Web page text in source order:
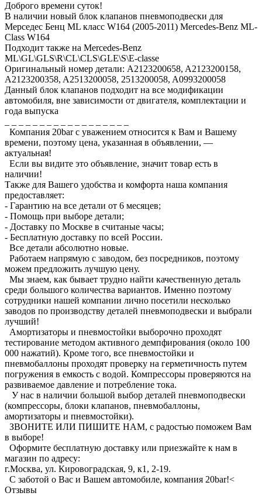
Доброго времени суток!
В наличии новый блок клапанов пневмоподвески для
Мерседес Бенц ML класс W164 (2005-2011) Mercedes-Benz ML-
Class W164
Подходит также на Mercedes-Benz
ML\GL\GLS\R\CL\CLS\GLE\S\E-classe
Оригинальный номер детали: A2123200658, A2123200158,
A2123200358, A2513200058, 2513200058, A0993200058
Данный блок клапанов подходит на все модификации
автомобиля, вне зависимости от двигателя, комплектации и
года выпуска
Компания 20bar c уважением относится к Вам и Вашему
времени, поэтому цена, указанная в объявлении, —
актуальная!
Если вы видите это объявление, значит товар есть в
наличии!
Также для Вашего удобства и комфорта наша компания
предоставляет:
- Гарантию на все детали от 6 месяцев;
- Помощь при выборе детали;
- Доставку по Москве в считаные часы;
- Бесплатную доставку по всей России.
Все детали абсолютно новые.
Работаем напрямую с заводом, без посредников, поэтому
можем предложить лучшую цену.
Мы знаем, как бывает трудно найти качественную деталь
среди большого количества вариантов. Именно поэтому
сотрудники нашей компании лично посетили несколько
заводов по производству деталей пневмоподвески и выбрали
лучший!
Амортизаторы и пневмостойки выборочно проходят
тестирование методом активного демпфирования (около 100
000 нажатий). Кроме того, все пневмостойки и
пневмобаллоны проходят проверку на герметичность путем
погружения в емкость с водой. Компрессоры проверяются на
развиваемое давление и потребление тока.
У нас в наличии большой выбор деталей пневмоподвески
(компрессоры, блоки клапанов, пневмобаллоны,
амортизаторы и пневмостойки).
ЗВОНИТЕ ИЛИ ПИШИТЕ НАМ, с радостью поможем Вам
в выборе!
Оформите бесплатную доставку или приезжайте к нам в
магазин по адресу:
г.Москва, ул. Кировоградская, 9, к1, 2-19.
С заботой о Вас и Вашем автомобиле, компания 20bar!<
Отзывы